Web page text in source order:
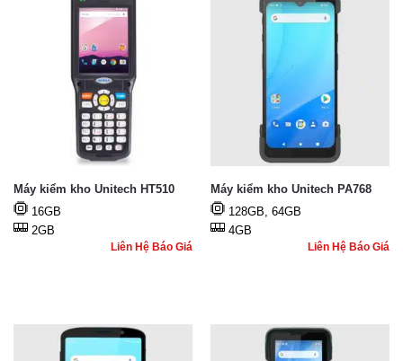
Máy kiểm kho Unitech HT510
16GB
2GB
Liên Hệ Báo Giá
Máy kiểm kho Unitech PA768
128GB, 64GB
4GB
Liên Hệ Báo Giá